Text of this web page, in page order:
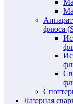
флюса
Лазерная